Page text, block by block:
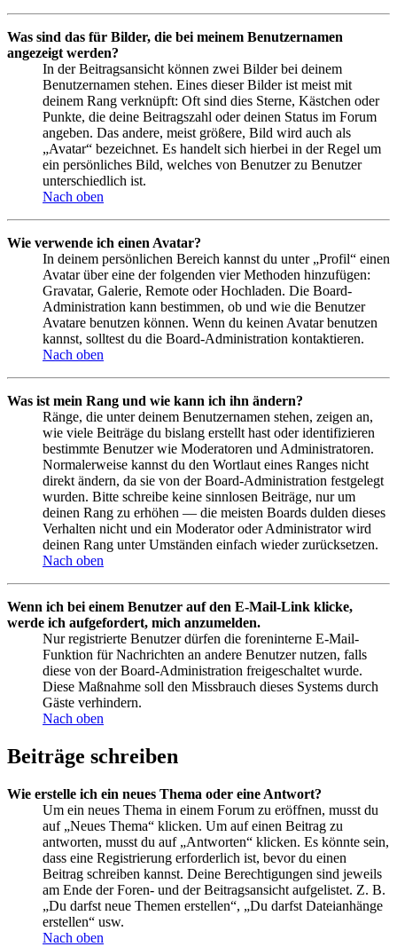
Was sind das für Bilder, die bei meinem Benutzernamen
angezeigt werden?
In der Beitragsansicht können zwei Bilder bei deinem
Benutzernamen stehen. Eines dieser Bilder ist meist mit
deinem Rang verknüpft: Oft sind dies Sterne, Kästchen oder
Punkte, die deine Beitragszahl oder deinen Status im Forum
angeben. Das andere, meist größere, Bild wird auch als
„Avatar“ bezeichnet. Es handelt sich hierbei in der Regel um
ein persönliches Bild, welches von Benutzer zu Benutzer
unterschiedlich ist.
Nach oben
Wie verwende ich einen Avatar?
In deinem persönlichen Bereich kannst du unter „Profil“ einen
Avatar über eine der folgenden vier Methoden hinzufügen:
Gravatar, Galerie, Remote oder Hochladen. Die Board-
Administration kann bestimmen, ob und wie die Benutzer
Avatare benutzen können. Wenn du keinen Avatar benutzen
kannst, solltest du die Board-Administration kontaktieren.
Nach oben
Was ist mein Rang und wie kann ich ihn ändern?
Ränge, die unter deinem Benutzernamen stehen, zeigen an,
wie viele Beiträge du bislang erstellt hast oder identifizieren
bestimmte Benutzer wie Moderatoren und Administratoren.
Normalerweise kannst du den Wortlaut eines Ranges nicht
direkt ändern, da sie von der Board-Administration festgelegt
wurden. Bitte schreibe keine sinnlosen Beiträge, nur um
deinen Rang zu erhöhen — die meisten Boards dulden dieses
Verhalten nicht und ein Moderator oder Administrator wird
deinen Rang unter Umständen einfach wieder zurücksetzen.
Nach oben
Wenn ich bei einem Benutzer auf den E-Mail-Link klicke,
werde ich aufgefordert, mich anzumelden.
Nur registrierte Benutzer dürfen die foreninterne E-Mail-
Funktion für Nachrichten an andere Benutzer nutzen, falls
diese von der Board-Administration freigeschaltet wurde.
Diese Maßnahme soll den Missbrauch dieses Systems durch
Gäste verhindern.
Nach oben
Beiträge schreiben
Wie erstelle ich ein neues Thema oder eine Antwort?
Um ein neues Thema in einem Forum zu eröffnen, musst du
auf „Neues Thema“ klicken. Um auf einen Beitrag zu
antworten, musst du auf „Antworten“ klicken. Es könnte sein,
dass eine Registrierung erforderlich ist, bevor du einen
Beitrag schreiben kannst. Deine Berechtigungen sind jeweils
am Ende der Foren- und der Beitragsansicht aufgelistet. Z. B.
„Du darfst neue Themen erstellen“, „Du darfst Dateianhänge
erstellen“ usw.
Nach oben